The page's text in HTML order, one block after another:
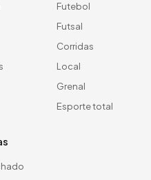
Futebol
Futsal
Corridas
Local
Grenal
Esporte total